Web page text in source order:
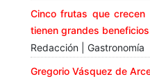
Cinco frutas que
tienen grandes
Redacción | Gastronomía
Gregorio Vásquez de